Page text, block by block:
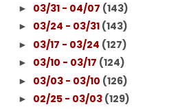
► 03/31 - 04/07 (143)
► 03/24 - 03/31 (143)
► 03/17 - 03/24 (127)
► 03/10 - 03/17 (124)
► 03/03 - 03/10 (126)
► 02/25 - 03/03 (129)